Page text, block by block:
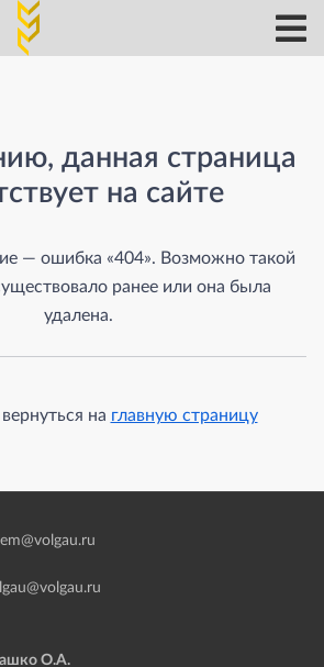
данная страница
на сайте
— ошибка «404». Возможно такой
ранее или она была
удалена.
на главную страницу
О.А.